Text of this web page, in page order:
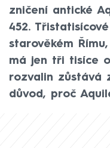
zničení antické
452.
starověkém
má jen tři tisíce
rozvalin zůstává
důvod, proč